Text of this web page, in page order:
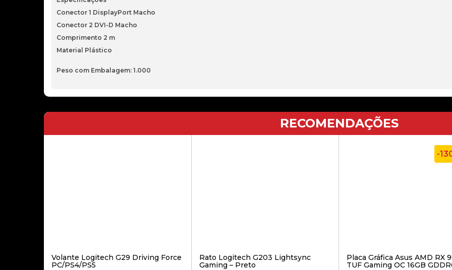
Conector 1 DisplayPort Macho
Conector 2 DVI-D Macho
Comprimento 2 m
Material Plástico
Peso com Embalagem: 1.000
RECOMENDAÇÕES
Volante Logitech G29 Driving Force
PC/PS4/PS5
Rato Logitech G203 Lightsync
Gaming – Preto
-
Placa Gráfica Asus AMD RX
TUF Gaming OC 16GB